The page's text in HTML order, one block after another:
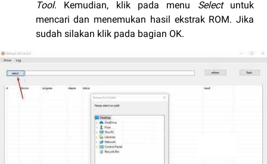
Tool. Kemudian, klik pada menu Selectuntuk
mencari dan menemukan hasil ekstrak ROM. Jika
sudah silakan klik pada bagian OK.